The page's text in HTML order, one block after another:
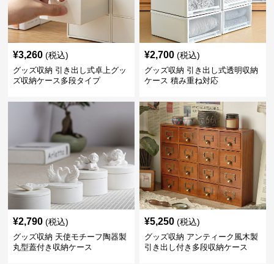
¥3,260 (税込)
グッズ収納 引き出し式卓上グッ
ズ収納ケース多段タイプ
¥2,700 (税込)
グッズ収納 引き出し式透明収納
ケース 積み重ね対応
¥2,790 (税込)
グッズ収納 天使モチーフ陶器製
丸型蓋付き収納ケース
¥5,250 (税込)
グッズ収納 アンティーク風木製
引き出し付き多段収納ケース